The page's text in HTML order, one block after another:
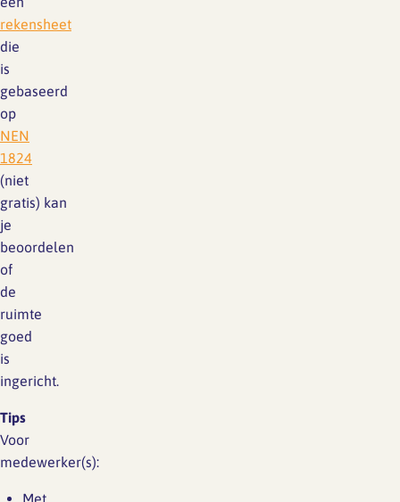
rekensheet
die
is
gebaseerd
op
NEN
1824
(niet
gratis) kan
je
beoordelen
of
de
ruimte
goed
is
ingericht.
Tips
Voor
medewerker(s):
Met